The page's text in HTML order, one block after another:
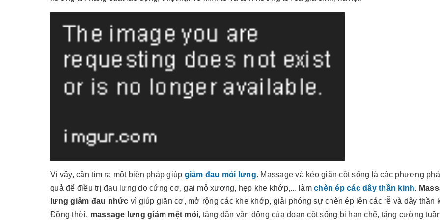
Vì vậy, cần tìm ra một biện pháp giúp giảm đau mỏi lưng. Massage và kéo giãn cột sống là các phương
quả để điều trị đau lưng do cứng cơ, gai mỏ xương, hẹp khe khớp,... làm chèn ép các dây thần kinh.
lưng giảm đau nhức vì giúp giãn cơ, mở rộng các khe khớp, giải phóng sự chèn ép lên các rễ và dây thần
Đồng thời, massage lưng giảm mệt mỏi, tăng dần vận động của đoạn cột sống bị hạn chế, tăng cường